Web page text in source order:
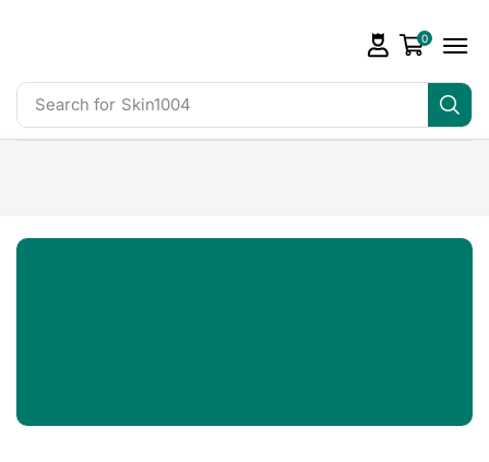
Search for Skin1004
0